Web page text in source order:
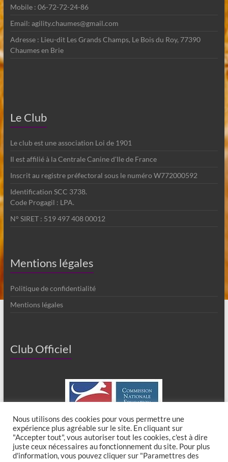
Mobile : 06-72-72-24-86
Email: agility.chaumes@gmail.com
Adresse : Lieu-dit Les Grands Champs, Le Bois du Roy, 77390
Chaumes en Brie
Le Club
Le club est une association Loi de 1901
Il est affilié à la Centrale Canine d'Ile de France
Inscrit au registre préfectoral sous le numéro W772000592
Identification SCC 3738.
Code Progagil : LPA.
N° SIRET : 519 497 408 00012
Mentions légales
Politique de confidentialité
Mentions légales
Club Officiel
Nous utilisons des cookies pour vous permettre une
expérience plus agréable sur le site. En cliquant sur
"Accepter tout", vous autoriser tout les cookies, c'est à dire
juste ceux nécessaires au fonctionnement du site. Pour plus
d'information, vous pouvez cliquer sur "Paramettres des